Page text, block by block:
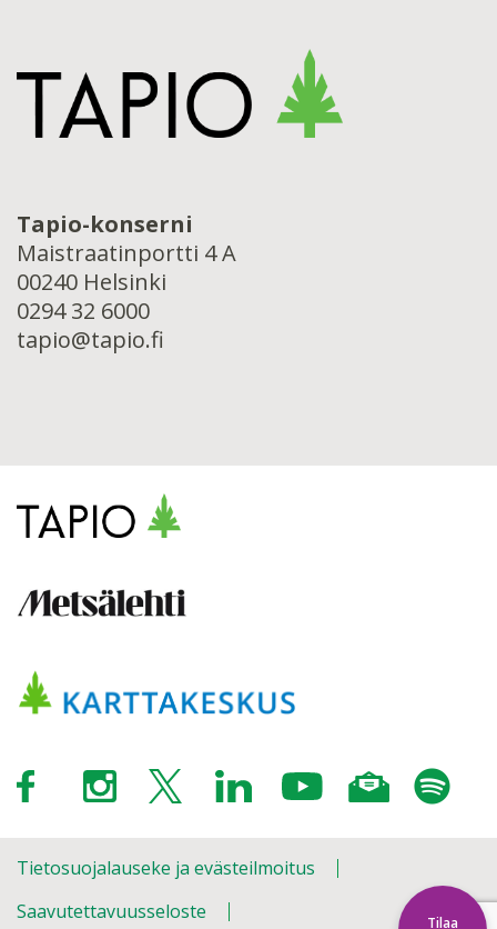
Tilaa
Tapio-konserni
Maistraatinportti 4 A
00240 Helsinki
0294 32 6000
tapio@tapio.fi
Tietosuojalauseke ja evästeilmoitus
Saavutettavuusseloste